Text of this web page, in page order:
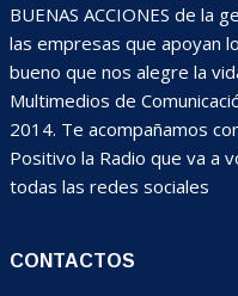
BUENAS ACCIONES de la
las empresas que apoyan
bueno que nos alegre la
Multimedios de
2014. Te acompañamos
Positivo la Radio que va a
todas las redes sociales
CONTACTOS